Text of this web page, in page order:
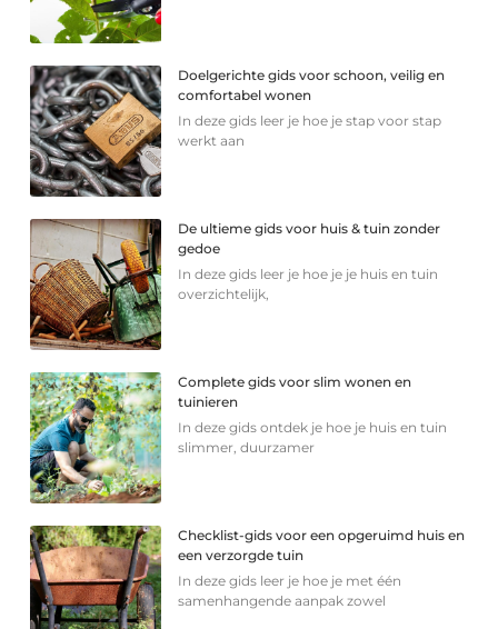
Doelgerichte gids voor schoon, veilig en
comfortabel wonen
In deze gids leer je hoe je stap voor stap
werkt aan
De ultieme gids voor huis & tuin zonder
gedoe
In deze gids leer je hoe je je huis en tuin
overzichtelijk,
Complete gids voor slim wonen en
tuinieren
In deze gids ontdek je hoe je huis en tuin
slimmer, duurzamer
Checklist-gids voor een opgeruimd huis en
een verzorgde tuin
In deze gids leer je hoe je met één
samenhangende aanpak zowel